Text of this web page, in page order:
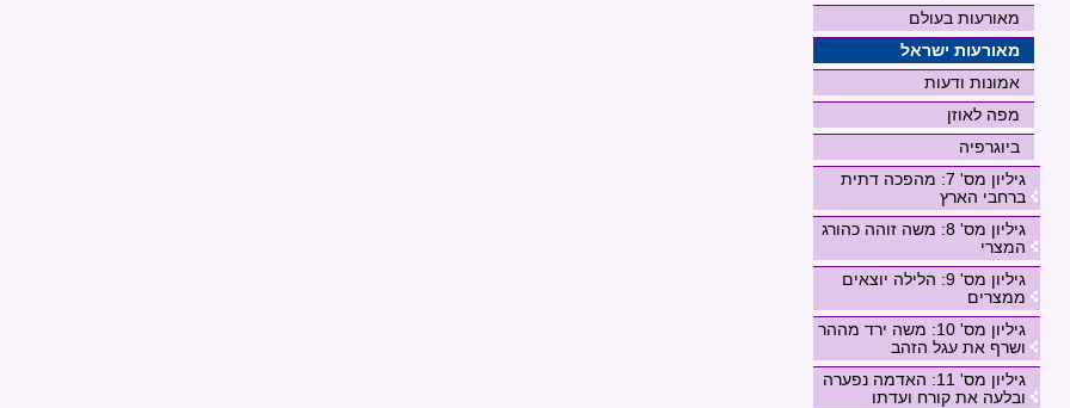
מאורעות בעולם
מאורעות ישראל
אמונות ודעות
מפה לאוזן
ביוגרפיה
גיליון מס' 7: מהפכה דתית
ברחבי הארץ
גיליון מס' 8: משה זוהה כהורג
המצרי
גיליון מס' 9: הלילה יוצאים
ממצרים
גיליון מס' 10: משה ירד מההר
ושרף את עגל הזהב
גיליון מס' 11: האדמה נפערה
ובלעה את קורח ועדתו